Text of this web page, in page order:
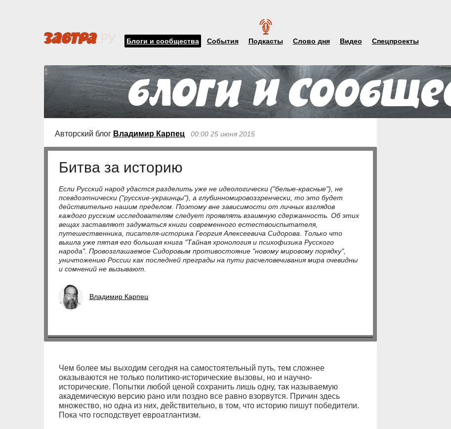
Блоги и сообщества События Подкасты Слово дня Видео Спецпроекты
Авторский блог Владимир Карпец 00:00 25 июня 2015
Битва за историю
Если Русский народ удастся разделить уже не идеологически ("белые-красные"), не
псевдоэтнически ("русские-украинцы"), а глубинномировоззренчески, то это будет
действительно нашим пределом. Поэтому вне зависимости от личных взглядов
каждого русским исследователям следует проявлять взаимную сдержанность. Об этих
вещах заставляют задуматься книги современного естествоиспытателя,
путешественника, писателя-историка Георгия Алексеевича Сидорова. Только что
вышла уже пятая его большая книга "Тайная хронология и психофизика Русского
народа". Провозглашаемое Сидоровым противостояние "новому мировому порядку",
уничтожению России как последней преграды на пути расчеловечивания мира очевидны
и сомнений не вызывают.
Владимир Карпец
Чем более мы выходим сегодня на самостоятельный путь, тем сложнее
оказываются не только политико-исторические вызовы, но и научно-
исторические. Попытки любой ценой сохранить лишь одну, так называемую
академическую версию рано или поздно все равно взорвутся. Причин здесь
множество, но одна из них, действительно, в том, что историю пишут победители.
Пока что господствует евроатлантизм.